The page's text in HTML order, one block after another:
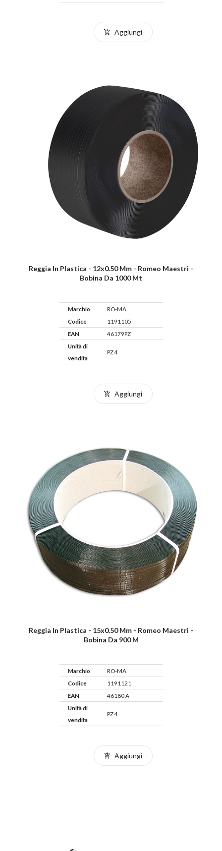
Aggiungi
Reggia In Plastica - 12x0.50 Mm - Romeo Maestri -
Bobina Da 1000 Mt
Marchio
RO-MA
Codice
1191105
EAN
46179PZ
Unità di
vendita
PZ 4
Aggiungi
Reggia In Plastica - 15x0.50 Mm - Romeo Maestri -
Bobina Da 900 M
Marchio
RO-MA
Codice
1191121
EAN
46180 A
Unità di
vendita
PZ 4
Aggiungi